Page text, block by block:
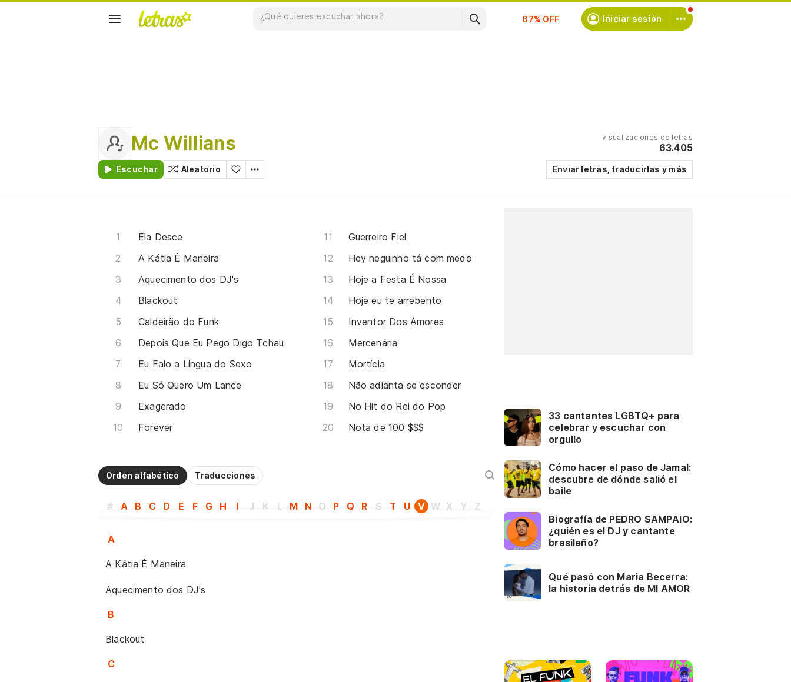
Suscríbete Iniciar sesión
Mc Willians
Escuchar Aleatorio
visualizaciones de letras
63.405
Enviar letras, traducirlas y más
Ela Desce
A Kátia É Maneira
Aquecimento dos DJ's
Blackout
Caldeirão do Funk
Depois Que Eu Pego Digo Tchau
Eu Falo a Lingua do Sexo
Eu Só Quero Um Lance
Exagerado
Forever
Guerreiro Fiel
Hey neguinho tá com medo
Hoje a Festa É Nossa
Hoje eu te arrebento
Inventor Dos Amores
Mercenária
Mortícia
Não adianta se esconder
No Hit do Rei do Pop
Nota de 100 $$$
Orden alfabético Traducciones
# A B C D E F G H I J K L M N O P Q R S T U V W X Y Z
A
A Kátia É Maneira
Aquecimento dos DJ's
B
Blackout
C
33 cantantes LGBTQ+ para
celebrar y escuchar con
orgullo
Cómo hacer el paso de Jamal:
descubre de dónde salió el
baile
Biografía de PEDRO SAMPAIO:
¿quién es el DJ y cantante
brasileño?
Qué pasó con Maria Becerra:
la historia detrás de MI AMOR